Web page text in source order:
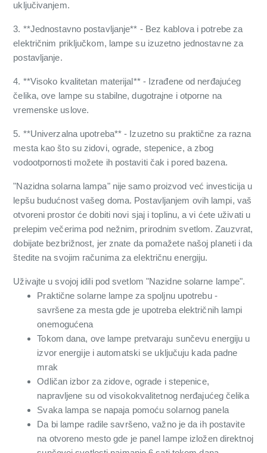
uključivanjem.
3. **Jednostavno postavljanje** - Bez kablova i potrebe za
električnim priključkom, lampe su izuzetno jednostavne za
postavljanje.
4. **Visoko kvalitetan materijal** - Izrađene od nerđajućeg
čelika, ove lampe su stabilne, dugotrajne i otporne na
vremenske uslove.
5. **Univerzalna upotreba** - Izuzetno su praktične za razna
mesta kao što su zidovi, ograde, stepenice, a zbog
vodootpornosti možete ih postaviti čak i pored bazena.
"Nazidna solarna lampa" nije samo proizvod već investicija u
lepšu budućnost vašeg doma. Postavljanjem ovih lampi, vaš
otvoreni prostor će dobiti novi sjaj i toplinu, a vi ćete uživati u
prelepim večerima pod nežnim, prirodnim svetlom. Zauzvrat,
dobijate bezbrižnost, jer znate da pomažete našoj planeti i da
štedite na svojim računima za električnu energiju.
Uživajte u svojoj idili pod svetlom "Nazidne solarne lampe".
Praktične solarne lampe za spoljnu upotrebu -
savršene za mesta gde je upotreba električnih lampi
onemogućena
Tokom dana, ove lampe pretvaraju sunčevu energiju u
izvor energije i automatski se uključuju kada padne
mrak
Odličan izbor za zidove, ograde i stepenice,
napravljene su od visokokvalitetnog nerđajućeg čelika
Svaka lampa se napaja pomoću solarnog panela
Da bi lampe radile savršeno, važno je da ih postavite
na otvoreno mesto gde je panel lampe izložen direktnoj